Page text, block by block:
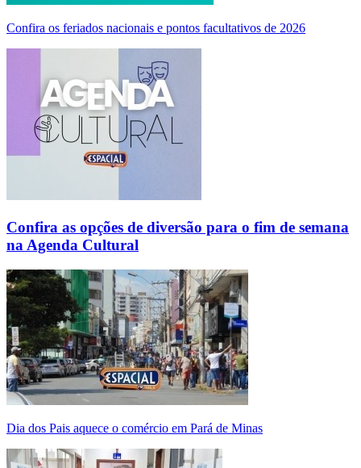
Confira os feriados nacionais e pontos facultativos de 2026
Confira as opções de diversão para o fim de semana
na Agenda Cultural
Dia dos Pais aquece o comércio em Pará de Minas